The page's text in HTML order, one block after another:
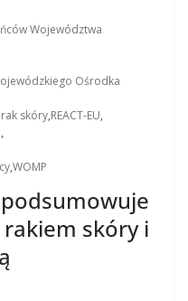
Województwa
Ośrodka
rak skóry,REACT-EU,
,
,WOMP
rakiem skóry i